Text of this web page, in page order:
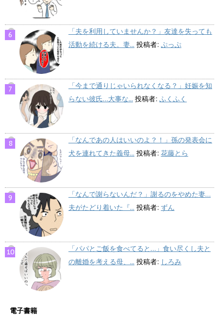
「夫を利用していませんか？」友達を失っても
活動を続ける夫。妻... 投稿者: ぷっぷ
「今まで通りじゃいられなくなる？」妊娠を知
らない彼氏…大事な... 投稿者: ふくふく
「なんであの人はいいのよ？！」孫の発表会に
犬を連れてきた義母... 投稿者: 花藤とら
「なんで謝らないんだ？」謝るのをやめた妻…
夫がたどり着いた『... 投稿者: ずん
「パパとご飯を食べてると…」食い尽くし夫と
の離婚を考える母、... 投稿者: しろみ
電子書籍